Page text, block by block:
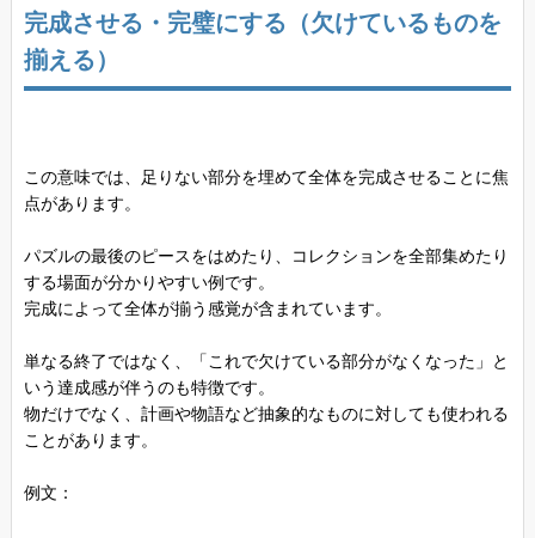
完成させる・完璧にする（欠けているものを
揃える）
この意味では、足りない部分を埋めて全体を完成させることに焦
点があります。
パズルの最後のピースをはめたり、コレクションを全部集めたり
する場面が分かりやすい例です。
完成によって全体が揃う感覚が含まれています。
単なる終了ではなく、「これで欠けている部分がなくなった」と
いう達成感が伴うのも特徴です。
物だけでなく、計画や物語など抽象的なものに対しても使われる
ことがあります。
例文：